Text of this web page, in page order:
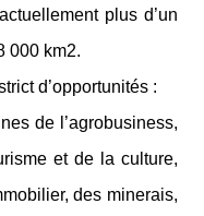
plus d’un
000 km2.
d’opportunités :
de l’agrobusiness,
et de la culture,
des minerais,